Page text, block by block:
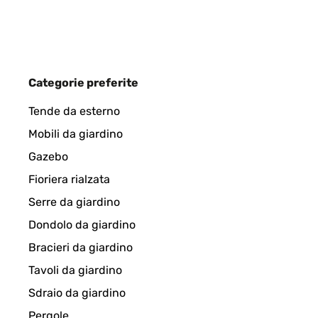
protegido. Yo cogí el tamaño más pequeño de
Der Heizkörper ist Qualitativ, sehr
Handtücher, nun haben diese einen passenden
Categorie preferite
Tende da esterno
Mobili da giardino
Gazebo
Fioriera rialzata
Serre da giardino
Dondolo da giardino
Bracieri da giardino
Tavoli da giardino
Sdraio da giardino